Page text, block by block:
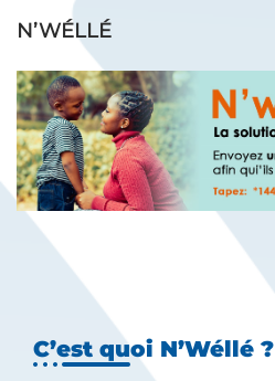
N’WÉLLÉ
C’est quoi N’Wéllé ?